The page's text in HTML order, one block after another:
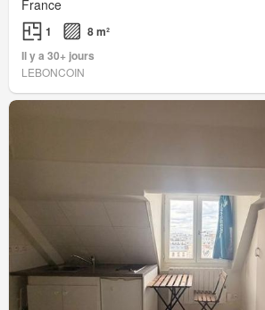
France
1
8 m²
Il y a 30+ jours
LEBONCOIN